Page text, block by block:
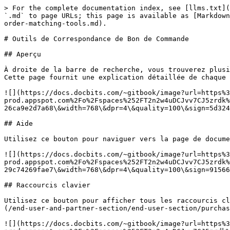
> For the complete documentation index, see [llms.txt](https://docs-fr.docbits.com/llms.txt). Markdown versions of documentation pages are available by appending `.md` to page URLs; this page is available as [Markdown](https://docs-fr.docbits.com/end-user-and-partner-section/end-user-section/purchase-order-matching/purchase-order-matching-tools.md).

# Outils de Correspondance de Bon de Commande

## Aperçu

À droite de la barre de recherche, vous trouverez plusieurs outils utiles liés au processus de correspondance des bons de commande.\
Cette page fournit une explication détaillée de chaque outil et de sa fonctionnalité.

![](https://docs.docbits.com/~gitbook/image?url=https%3A%2F%2F578966019-files.gitbook.io%2F%7E%2Ffiles%2Fv0%2Fb%2Fgitbook-x-prod.appspot.com%2Fo%2Fspaces%252FT2n2w4uDCJvv7CJ5zrdk%252Fuploads%252FxPOM1IzmTGgCCAE4tAQg%252Fpo_match_tools_0.png%3Falt%3Dmedia%26token%3D420e0d50-d5c8-4b7b-8ec6-26ca9e2d7a68\&width=768\&dpr=4\&quality=100\&sign=5d32419c\&sv=2)

## Aide

Utilisez ce bouton pour naviguer vers la page de documentation pour la section Correspondance de Bon de Commande.

![](https://docs.docbits.com/~gitbook/image?url=https%3A%2F%2F578966019-files.gitbook.io%2F%7E%2Ffiles%2Fv0%2Fb%2Fgitbook-x-prod.appspot.com%2Fo%2Fspaces%252FT2n2w4uDCJvv7CJ5zrdk%252Fuploads%252FaCmR8UlFph044QbGC0md%252Fpo_tools_new_1.png%3Falt%3Dmedia%26token%3D52c9dcf2-09f3-43b6-ae57-29c74269fae7\&width=768\&dpr=4\&quality=100\&sign=91566cfd\&sv=2)

## Raccourcis clavier

Utilisez ce bouton pour afficher tous les raccourcis clavier pour le tableau de bord. Des explications détaillées pour chaque raccourci peuvent être trouvées [ici](/end-user-and-partner-section/end-user-section/purchase-order-matching/keyboard-shortcuts.md).

![](https://docs.docbits.com/~gitbook/image?url=https%3A%2F%2F578966019-files.gitbook.io%2F%7E%2Ffiles%2Fv0%2Fb%2Fgitbook-x-prod.appspot.com%2Fo%2Fspaces%252FT2n2w4uDCJvv7CJ5zrdk%252Fuploads%252FnBYimOUtsJ2pc9D0kpnh%252Fpo_tools_new_2.png%3Falt%3Dmedia%26token%3De5f39a8f-08af-4855-ae6e-df320cccadc2\&width=768\&dpr=4\&quality=100\&sign=f56aaa68\&sv=2)

## Activer/désactiver le mode formation

Ce bouton vous permet d'activer ou de désactiver le Mode Formation.

![](https://docs.docbits.com/~gitbook/image?url=https%3A%2F%2F578966019-files.gitbook.io%2F%7E%2Ffiles%2Fv0%2Fb%2Fgitbook-x-prod.appspot.com%2Fo%2Fspaces%252FT2n2w4uDCJvv7CJ5zrdk%252Fuploads%252FSRhb270xd4USa8ekUfrC%252Fpo_tools_new_3.png%3Falt%3Dmedia%26token%3D8cd33e2e-d8f2-43b5-9a35-2f11898374df\&width=768\&dpr=4\&quality=100\&sign=647faf64\&sv=2)

Lorsque le **Mode Formation** est activé, vous pouvez créer des copies exactes des lignes de bon de commande dans le tableau extrait.\
Cette fonctionnalité est conçue pour vous aider à pratiquer et à mieux comprendre comment fonctionne le processus de correspondance des bons de commande dans un environnement de test sécurisé.

Pour créer une copie, il vous suffit de faire glisser et de déposer une ligne de bon de commande dans le tableau extrait.

## Comptabilité automatique

Cliquez sur ce bouton pour être redirigé vers la section Comptabilité automatique.

![](https://docs.docbits.com/~gitbook/image?url=https%3A%2F%2F578966019-files.gitbook.io%2F%7E%2Ffiles%2Fv0%2Fb%2Fgitbook-x-